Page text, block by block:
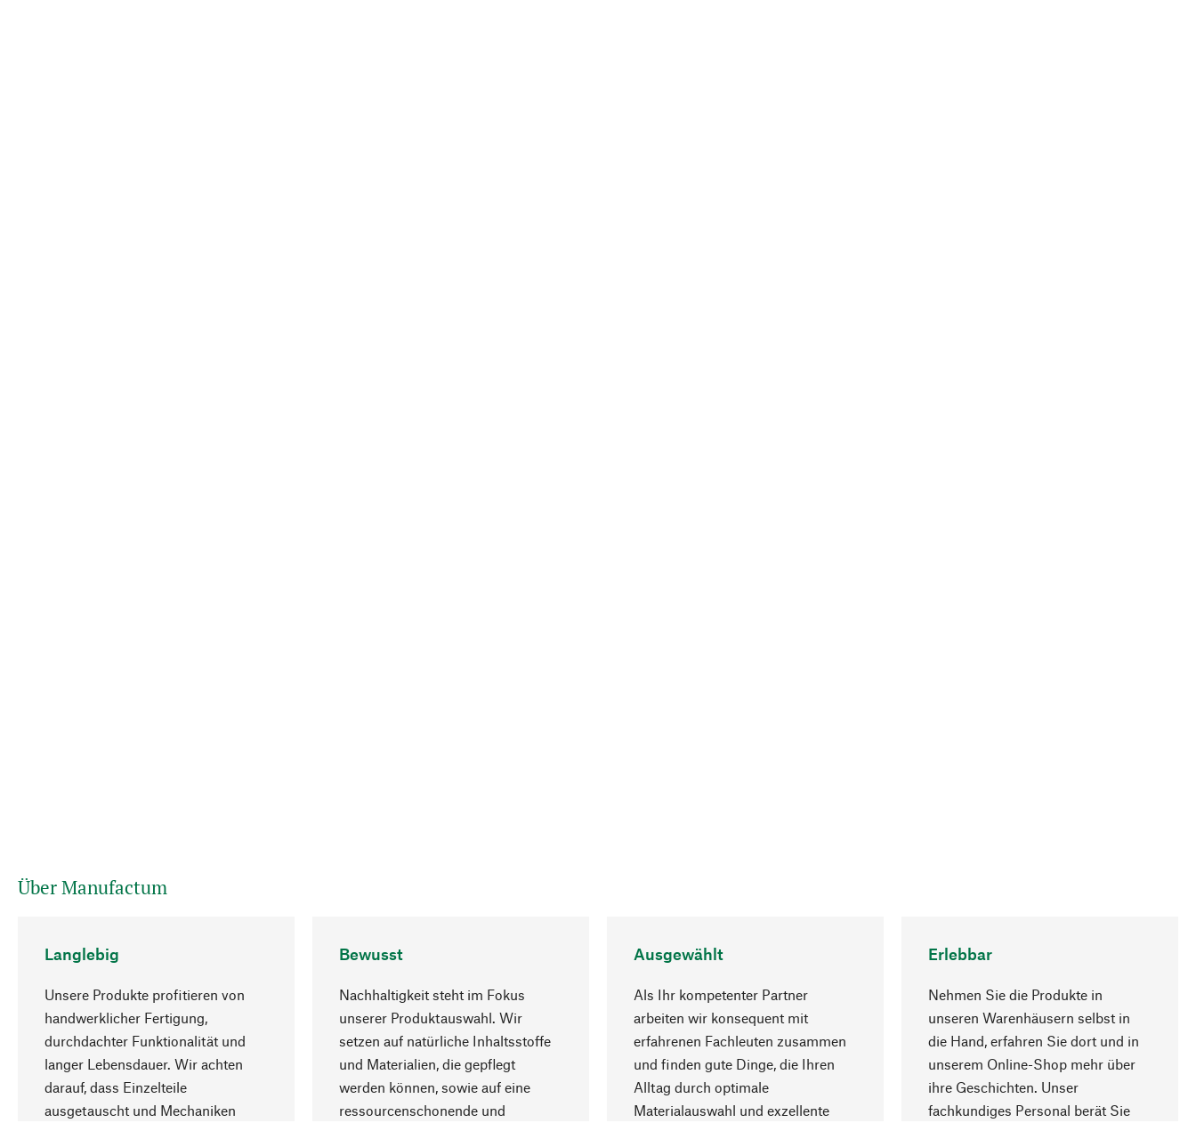
Über Manufactum
Langlebig
Unsere Produkte profitieren von
handwerklicher Fertigung,
durchdachter Funktionalität und
langer Lebensdauer. Wir achten
darauf, dass Einzelteile
ausgetauscht und Mechaniken
Bewusst
Nachhaltigkeit steht im Fokus
unserer Produktauswahl. Wir
setzen auf natürliche Inhaltsstoffe
und Materialien, die gepflegt
werden können, sowie auf eine
ressourcenschonende und
Ausgewählt
Als Ihr kompetenter Partner
arbeiten wir konsequent mit
erfahrenen Fachleuten zusammen
und finden gute Dinge, die Ihren
Alltag durch optimale
Materialauswahl und exzellente
Erlebbar
Nehmen Sie die Produkte in
unseren Warenhäusern selbst in
die Hand, erfahren Sie dort und in
unserem Online-Shop mehr über
ihre Geschichten. Unser
fachkundiges Personal berät Sie